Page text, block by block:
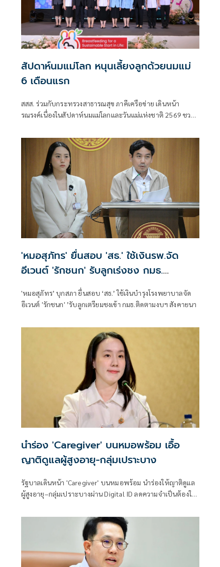
สัปดาห์นมแม่โลก หนุนเลี้ยงลูกด้วยนมแม่
6 เดือนแรก
สสส. ร่วมกับกระทรวงสาธารณสุข ภาคีเครือข่าย เดินหน้า
รณรงค์เนื่องในสัปดาห์นมแม่โลกและวันแม่แห่งชาติ 2569 ชวน
แรกเพื่อสร้างรากฐานเด็กไทย
'หมอสุภัทร' ยื่นสอบ 'สธ.' ใช้เงินรพ.จัด
อีเวนต์ 'รักชนก' รับลูกเร่งชง กมธ.
'หมอสุภัทร’ บุกสภา ยื่นสอบ ‘สธ.’ ใช้เงินบำรุงโรงพยาบาลจัด
อีเวนต์ 'รักชนก' ’รับลูกเตรียมชงเข้า กมธ.ติดตามงบฯ สังคายนา
นำร่อง 'Caregiver' บนหมอพร้อม เอื้อ
ญาติดูแลผู้สูงอายุ-กลุ่มเปราะบาง
รัฐบาลเดินหน้า 'Caregiver' บนหมอพร้อม นำร่องให้ญาติดูแล
ผู้สูงอายุ–กลุ่มเปราะบางผ่าน Digital ID ลดความจำเป็นต้องใช้